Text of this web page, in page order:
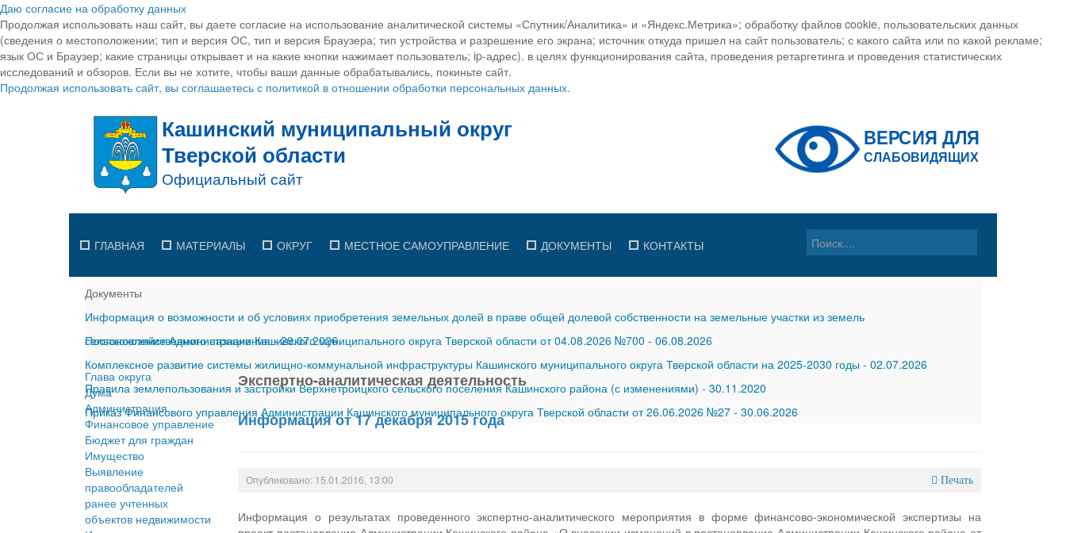
Даю согласие на обработку данных
Продолжая использовать наш сайт, вы даете согласие на использование аналитической системы «Спутник/Аналитика» и «Яндекс.Метрика»; обработку файлов cookie, пользовательских данных
(сведения о местоположении; тип и версия ОС, тип и версия Браузера; тип устройства и разрешение его экрана; источник откуда пришел на сайт пользователь; с какого сайта или по какой рекламе;
язык ОС и Браузер; какие страницы открывает и на какие кнопки нажимает пользователь; ip-адрес). в целях функционирования сайта, проведения ретаргетинга и проведения статистических
исследований и обзоров. Если вы не хотите, чтобы ваши данные обрабатывались, покиньте сайт.
Продолжая использовать сайт, вы соглашаетесь с политикой в отношении обработки персональных данных.
ГЛАВНАЯ МАТЕРИАЛЫ ОКРУГ МЕСТНОЕ САМОУПРАВЛЕНИЕ ДОКУМЕНТЫ КОНТАКТЫ
Документы
Информация о возможности и об условиях приобретения земельных долей в праве общей долевой собственности на земельные участки из земель
сельскохозяйственного назначения-29.07.2026
Постановление Администрации Кашинского муниципального округа Тверской области от 04.08.2026 №700 - 06.08.2026
Комплексное развитие системы жилищно-коммунальной инфраструктуры Кашинского муниципального округа Тверской области на 2025-2030 годы - 02.07.2026
Правила землепользования и застройки Верхнетроицкого сельского поселения Кашинского района (с изменениями) - 30.11.2020
Приказ Финансового управления Администрации Кашинского муниципального округа Тверской области от 26.06.2026 №27 - 30.06.2026
Глава округа
Дума
Администрация
Финансовое управление
Бюджет для граждан
Имущество
Выявление
правообладателей
ранее учтенных
объектов недвижимости
Экспертно-аналитическая деятельность
Информация от 17 декабря 2015 года
Опубликовано: 15.01.2016, 13:00 Печать
Информация о результатах проведенного экспертно-аналитического мероприятия в форме финансово-экономической экспертизы на